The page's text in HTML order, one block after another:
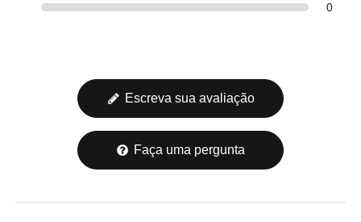
0
Escreva sua avaliação
Faça uma pergunta